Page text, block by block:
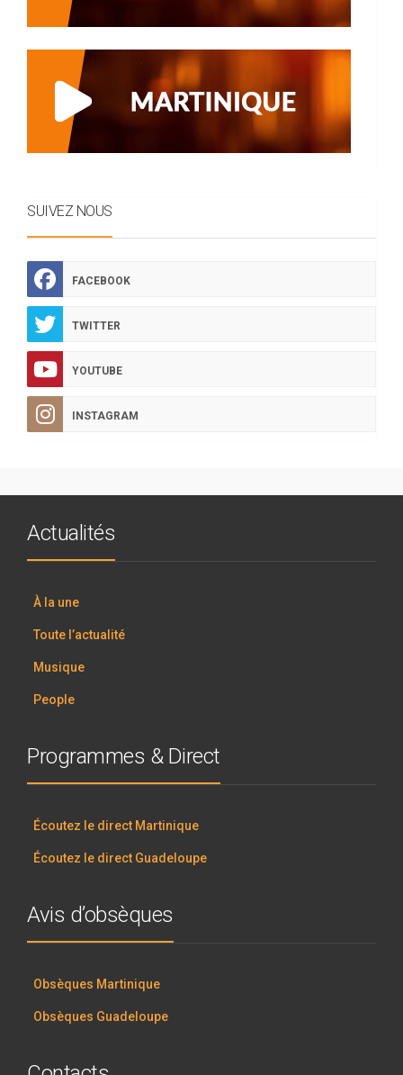
SUIVEZ NOUS
FACEBOOK
TWITTER
YOUTUBE
INSTAGRAM
Actualités
À la une
Toute l’actualité
Musique
People
Programmes & Direct
Écoutez le direct Martinique
Écoutez le direct Guadeloupe
Avis d’obsèques
Obsèques Martinique
Obsèques Guadeloupe